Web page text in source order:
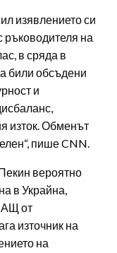
изявлението си
ръководителя на
в сряда в
били обсъдени
и
изток. Обменът
пише CNN.
вероятно
в Украйна,
от
източник на
на